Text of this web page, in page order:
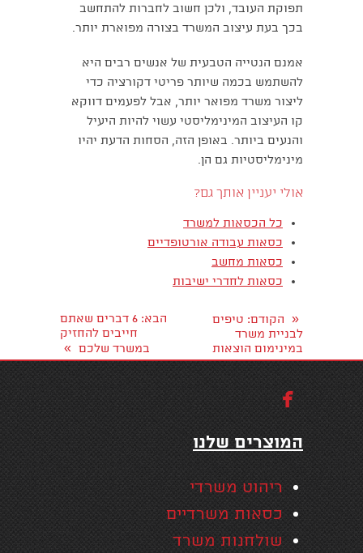
תפוקת העובד, ולכן חשוב לחברות להתחשב
בכך בעת עיצוב המשרד בצורה מפוארת יותר.
אמנם הנטייה הטבעית של אנשים רבים היא
להשתמש בכמה שיותר פריטי דקורציה כדי
ליצור משרד מפואר יותר, אבל לפעמים דווקא
קו העיצוב המינימליסטי עשוי להיות היעיל
והנעים ביותר. באופן הזה, הסחות הדעת יהיו
מינימליסטיות גם הן.
אולי יעניין אותך גם?
כל הכסאות למשרד
כסאות עבודה אורטופדיים
כסאות מחשב
כסאות לחדרי ישיבות
« הקודם: טיפים
לבניית משרד
במינימום הוצאות
הבא
: 6 דברים שאתם
חייבים להחזיק
במשרד שלכם »

המוצרים שלנו
ריהוט משרדי
כסאות משרדיים
שולחנות משרד